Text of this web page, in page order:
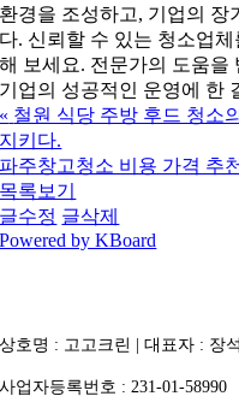
환경을 조성하고, 기업의 장
다. 신뢰할 수 있는 청소업
해 보세요. 전문가의 도움을
기업의 성공적인 운영에 한
« 철원 식당 주방 후드 청소
지키다.
파주창고청소 비용 가격 추
목록보기
글수정 글삭제
Powered by KBoard
상호명 : 고고크린 | 대표자 : 장
사업자등록번호 : 231-01-58990